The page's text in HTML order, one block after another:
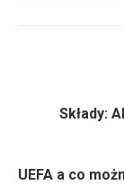
Składy:
UEFA a co